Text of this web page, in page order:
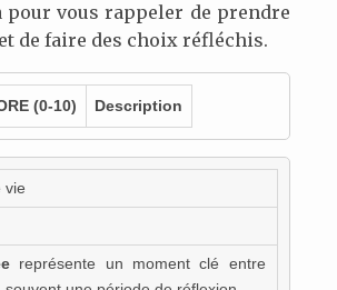
pour vous rappeler de prendre
de faire des choix réfléchis.
(0-10) Description
vie
représente un moment clé entre